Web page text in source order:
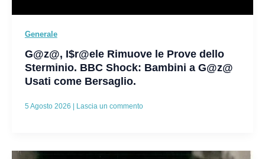
Generale
G@z@, I$r@ele Rimuove le Prove dello
Sterminio. BBC Shock: Bambini a G@z@
Usati come Bersaglio.
5 Agosto 2026 Lascia un commento